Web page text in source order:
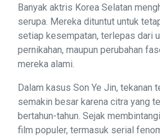
Banyak aktris Korea Selatan
serupa. Mereka dituntut untuk
setiap kesempatan, terlepas dari
pernikahan, maupun perubahan
mereka alami.
Dalam kasus Son Ye Jin, tekanan
semakin besar karena citra yang
bertahun-tahun. Sejak
film populer, termasuk serial